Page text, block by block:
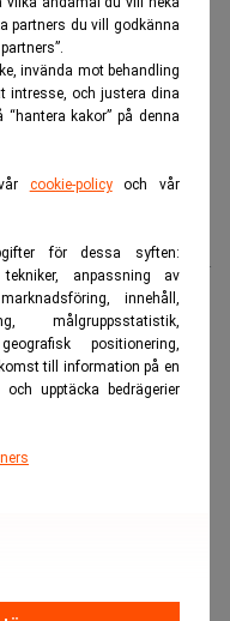
partners du vill godkänna
invända mot behandling
intresse, och justera dina
kakor” på denna
cookie-policyoch vår
för dessa syften:
anpassning av
innehåll,
målgruppsstatistik,
positionering,
till information på en
upptäcka bedrägerier
behöver några
igång, gärna redan i
sparformen IPS
incitament
få en
med lägre skatt om
ålder. I dag är
procent av
binder pengarna
sänkas till 15
0,1 procent, jämfört
pensionssparformen
hos IPS var att
personer med lägre
i ett PSK.